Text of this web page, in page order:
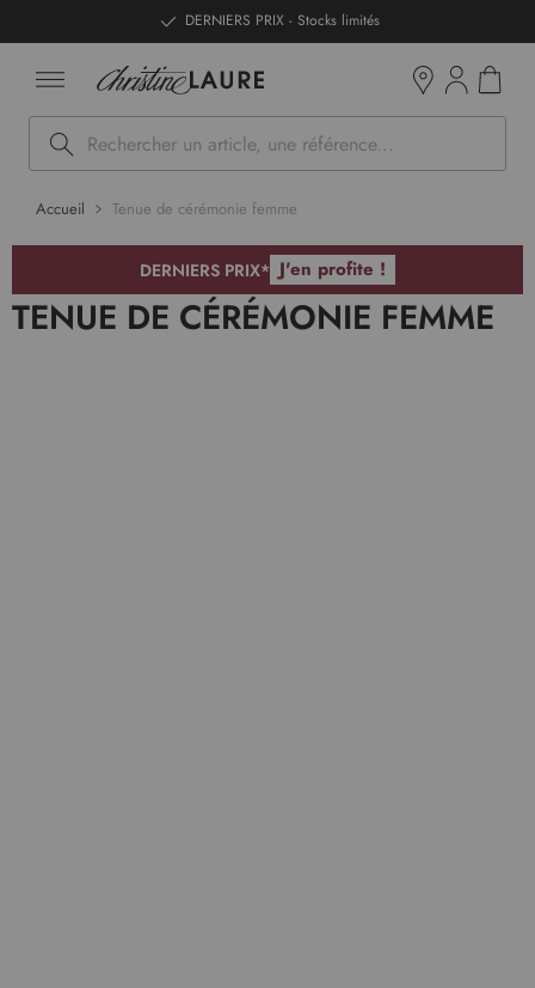
DERNIERS PRIX - Stocks limités
Rechercher
Accueil Tenue de cérémonie femme
DERNIERS PRIX* J'en profite !
TENUE DE CÉRÉMONIE FEMME